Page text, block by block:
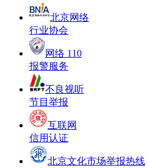
北京网络
行业协会
网络 110
报警服务
不良视听
节目举报
互联网
信用认证
北京文化市场举报热线